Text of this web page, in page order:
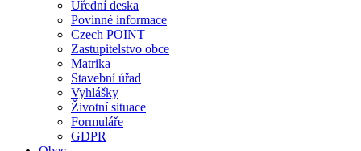
Úřední deska
Povinné informace
Czech POINT
Zastupitelstvo obce
Matrika
Stavební úřad
Vyhlášky
Životní situace
Formuláře
GDPR